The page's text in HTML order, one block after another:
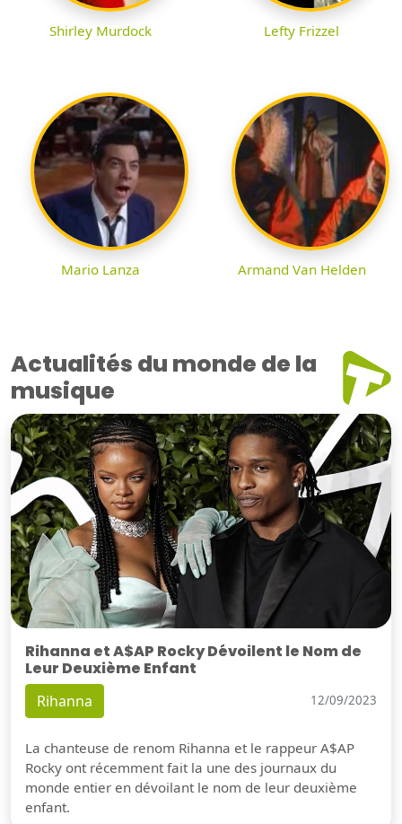
Shirley Murdock Lefty Frizzel
Mario Lanza Armand Van Helden
Actualités du monde de la
musique
Rihanna et A$AP Rocky Dévoilent le Nom de
Leur Deuxième Enfant
Rihanna 12/09/2023
La chanteuse de renom Rihanna et le rappeur A$AP
Rocky ont récemment fait la une des journaux du
monde entier en dévoilant le nom de leur deuxième
enfant.